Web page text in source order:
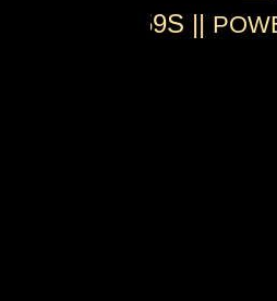
0.059S ||